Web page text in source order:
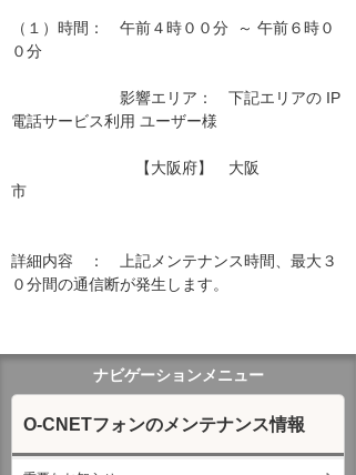
（１）時間：　午前４時００分  ～ 午前６時０
０分
影響エリア：　下記エリアの IP
電話サービス利用 ユーザー様
【大阪府】　大阪
市
詳細内容　：　上記メンテナンス時間、最大３
０分間の通信断が発生します。
ナビゲーションメニュー
O-CNETフォンのメンテナンス情報